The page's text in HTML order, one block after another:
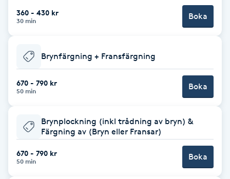
Cryoterapi
D
Damklippning
Dermapen
Diamantslipning
Enzympeeling
360 - 430 kr
30 min Boka
Brynfärgning + Fransfärgning
670 - 790 kr
50 min Boka
Brynplockning (inkl trådning av bryn) &
Färgning av (Bryn eller Fransar)
670 - 790 kr
50 min Boka